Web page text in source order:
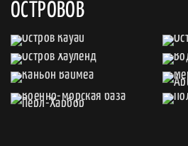
ОСТРОВОВ